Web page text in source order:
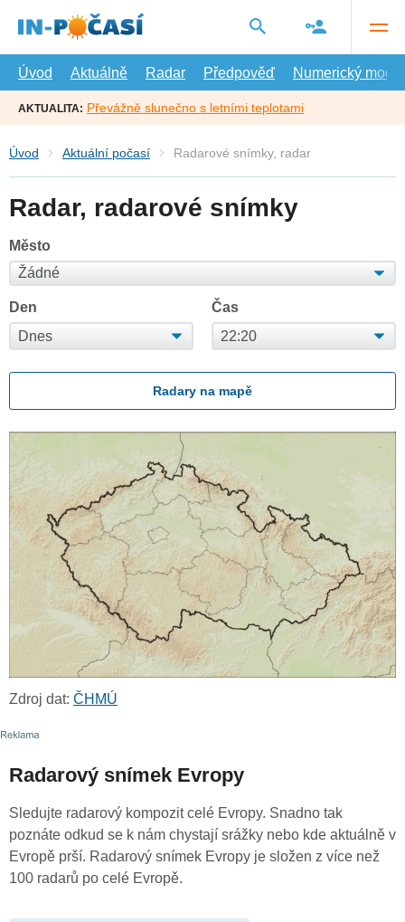
hlavní
Úvod
Aktuálně Radar Předpověď Numerický model
AKTUALITA: Převážně slunečno s letními teplotami
Úvod Aktuální počasí Radarové snímky, radar
Radar, radarové snímky
Město
Den Čas
Radary na mapě
Zdroj dat: ČHMÚ
Radarový snímek Evropy
Sledujte radarový kompozit celé Evropy. Snadno tak
poznáte odkud se k nám chystají srážky nebo kde aktuálně v
Evropě prší. Radarový snímek Evropy je složen z více než
100 radarů po celé Evropě.